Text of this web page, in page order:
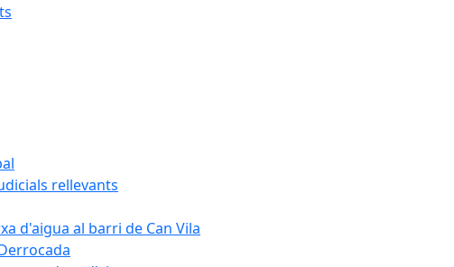
rellevants
d'aigua al barri de Can Vila